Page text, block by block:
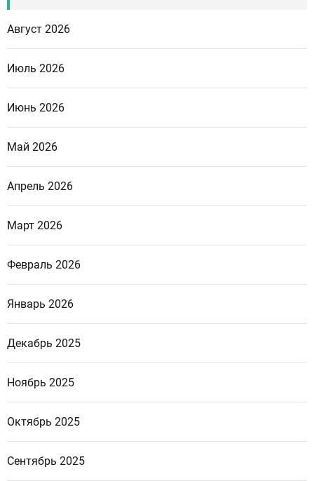
Август 2026
Июль 2026
Июнь 2026
Май 2026
Апрель 2026
Март 2026
Февраль 2026
Январь 2026
Декабрь 2025
Ноябрь 2025
Октябрь 2025
Сентябрь 2025